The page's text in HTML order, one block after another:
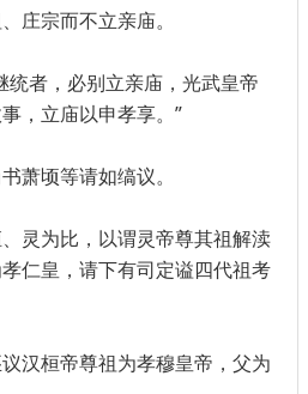
庄宗而不立亲庙。
统者，必别立亲庙，光武皇帝
，立庙以申孝享。”
萧顷等请如缟议。
灵为比，以谓灵帝尊其祖解渎
仁皇，请下有司定谥四代祖考
汉桓帝尊祖为孝穆皇帝，父为